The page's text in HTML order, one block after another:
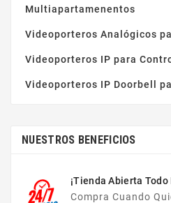
Multiapartamenentos
Videoporteros Analógicos
Videoporteros IP para
Videoporteros IP Doorbell
NUESTROS BENEFICIOS
¡Tienda Abierta Todo
Compra Cuando